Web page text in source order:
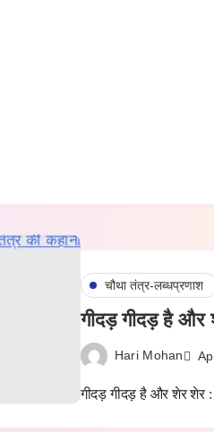
चौथा तंत्र-लब्धप्रणाश
गीदड़ गीदड़ है और
Hari Mohan
गीदड़ गीदड़ है और शेर शेर